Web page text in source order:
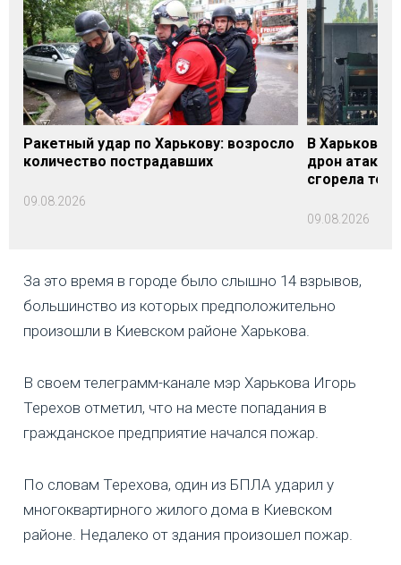
Ракетный удар по Харькову: возросло
количество пострадавших
09.08.2026
В
дрон
сгорела
09.08.2026
За это время в городе было слышно 14 взрывов,
большинство из которых предположительно
произошли в Киевском районе Харькова.
В своем телеграмм-канале мэр Харькова Игорь
Терехов отметил, что на месте попадания в
гражданское предприятие начался пожар.
По словам Терехова, один из БПЛА ударил у
многоквартирного жилого дома в Киевском
районе. Недалеко от здания произошел пожар.